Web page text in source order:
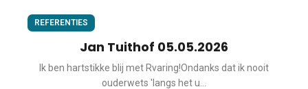
REFERENTIES
Jan Tuithof 05.05.2026
Ik ben hartstikke blij met Rvaring!Ondanks dat ik nooit
ouderwets 'langs het u...